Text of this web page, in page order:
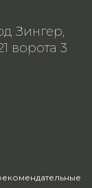
Зингер,
ворота 3